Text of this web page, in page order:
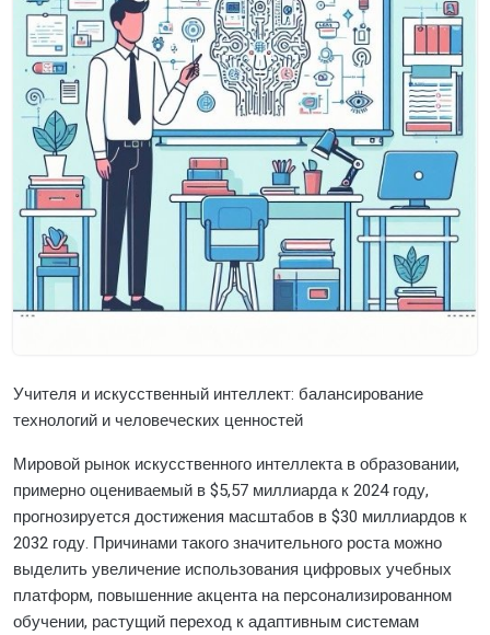
Учителя и искусственный интеллект: балансирование
технологий и человеческих ценностей
Мировой рынок искусственного интеллекта в образовании,
примерно оцениваемый в $5,57 миллиарда к 2024 году,
прогнозируется достижения масштабов в $30 миллиардов к
2032 году. Причинами такого значительного роста можно
выделить увеличение использования цифровых учебных
платформ, повышенние акцента на персонализированном
обучении, растущий переход к адаптивным системам